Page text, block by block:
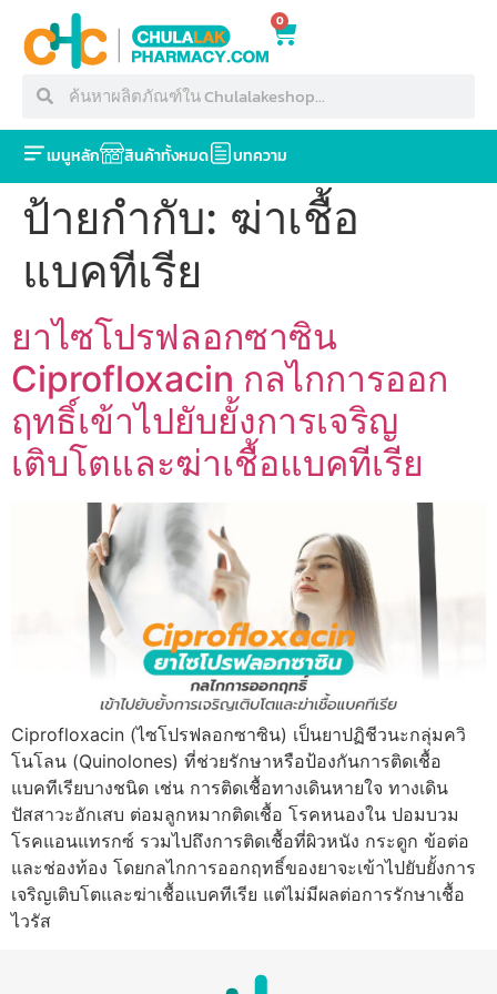
0
เมนูหลัก สินค้าทั้งหมด บทความ
ป้ายกำกับ: ฆ่าเชื้อ
แบคทีเรีย
ยาไซโปรฟลอกซาซิน
Ciprofloxacin กลไกการออก
ฤทธิ์เข้าไปยับยั้งการเจริญ
เติบโตและฆ่าเชื้อแบคทีเรีย
Ciprofloxacin (ไซโปรฟลอกซาซิน) เป็นยาปฏิชีวนะกลุ่มควิ
โนโลน (Quinolones) ที่ช่วยรักษาหรือป้องกันการติดเชื้อ
แบคทีเรียบางชนิด เช่น การติดเชื้อทางเดินหายใจ ทางเดิน
ปัสสาวะอักเสบ ต่อมลูกหมากติดเชื้อ โรคหนองใน ปอมบวม
โรคแอนแทรกซ์ รวมไปถึงการติดเชื้อที่ผิวหนัง กระดูก ข้อต่อ
และช่องท้อง โดยกลไกการออกฤทธิ์ของยาจะเข้าไปยับยั้งการ
เจริญเติบโตและฆ่าเชื้อแบคทีเรีย แต่ไม่มีผลต่อการรักษาเชื้อ
ไวรัส